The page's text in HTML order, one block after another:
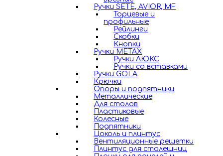
Ручки SETE, AVIOR, MF
Торцевые и
профильные
Рейлинги
Скобки
Кнопки
Ручки METAX
Ручки ЛЮКС
Ручки со вставками
Ручки GOLA
Крючки
Опоры и подпятники
Металлические
Для столов
Пластиковые
Колесные
Подпятники
Цоколь и плинтус
Вентиляционные решетки
Плинтус для столешниц